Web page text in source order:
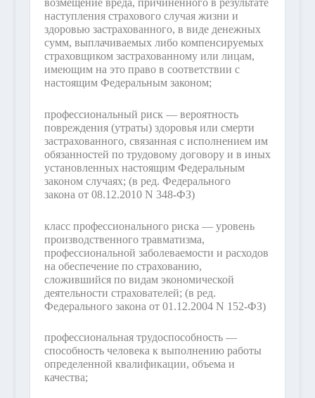
возмещение вреда, причиненного в результате
наступления страхового случая жизни и
здоровью застрахованного, в виде денежных
сумм, выплачиваемых либо компенсируемых
страховщиком застрахованному или лицам,
имеющим на это право в соответствии с
настоящим Федеральным законом;
профессиональный риск — вероятность
повреждения (утраты) здоровья или смерти
застрахованного, связанная с исполнением им
обязанностей по трудовому договору и в иных
установленных настоящим Федеральным
законом случаях; (в ред. Федерального
закона от 08.12.2010 N 348-ФЗ)
класс профессионального риска — уровень
производственного травматизма,
профессиональной заболеваемости и расходов
на обеспечение по страхованию,
сложившийся по видам экономической
деятельности страхователей; (в ред.
Федерального закона от 01.12.2004 N 152-ФЗ)
профессиональная трудоспособность —
способность человека к выполнению работы
определенной квалификации, объема и
качества;